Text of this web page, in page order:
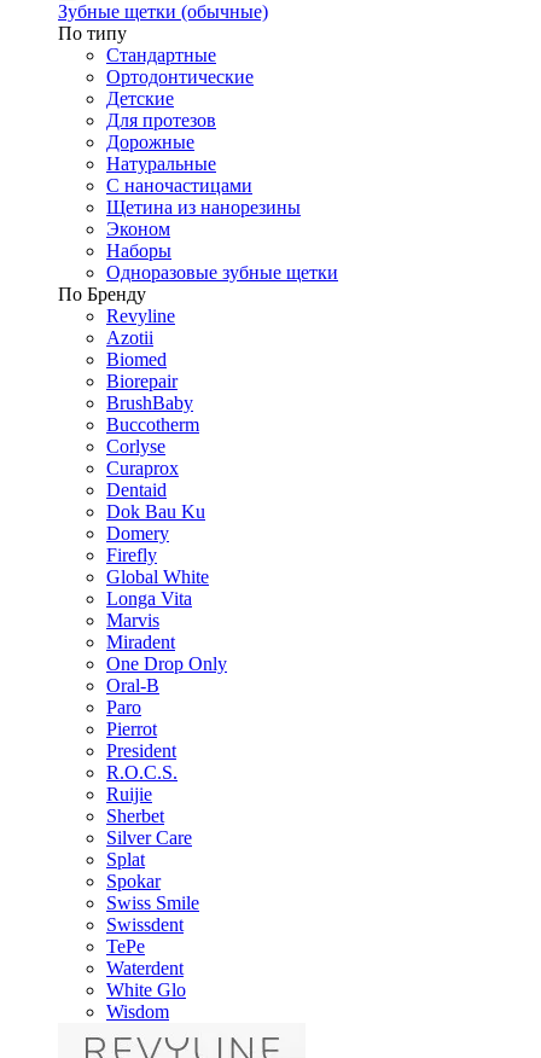
Зубные щетки (обычные)
По типу
Стандартные
Ортодонтические
Детские
Для протезов
Дорожные
Натуральные
С наночастицами
Щетина из нанорезины
Эконом
Наборы
Одноразовые зубные щетки
По Бренду
Revyline
Azotii
Biomed
Biorepair
BrushBaby
Buccotherm
Corlyse
Curaprox
Dentaid
Dok Bau Ku
Domery
Firefly
Global White
Longa Vita
Marvis
Miradent
One Drop Only
Oral-B
Paro
Pierrot
President
R.O.C.S.
Ruijie
Sherbet
Silver Care
Splat
Spokar
Swiss Smile
Swissdent
TePe
Waterdent
White Glo
Wisdom